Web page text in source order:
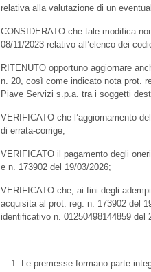
relativa alla valutazione di un
CONSIDERATO che tale modifica
08/11/2023 relativo all’elenco dei
RITENUTO opportuno aggiornare
n. 20, così come indicato nota prot.
Piave Servizi s.p.a. tra i soggetti
VERIFICATO che l’aggiornamento
di errata-corrige;
VERIFICATO il pagamento degli
e n. 173902 del 19/03/2026;
VERIFICATO che, ai fini degli
acquisita al prot. reg. n. 173902 del
identificativo n. 01250498144859
Le premesse formano parte